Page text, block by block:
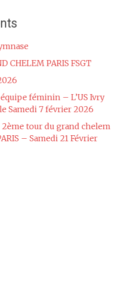
CHELEM PARIS FSGT
féminin – L’US Ivry
Samedi 7 février 2026
2ème tour du grand chelem
– Samedi 21 Février